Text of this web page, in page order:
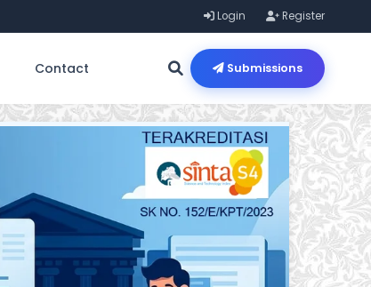
Login Register
Contact Submissions